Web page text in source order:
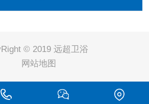
© 2019 远超卫浴
网站地图